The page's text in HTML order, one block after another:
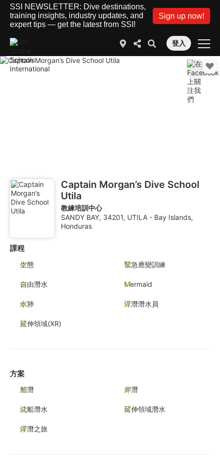
SSI NEWSLETTER: Dive destinations,
training insights, industry updates, and
expert tips — get the latest from SSI!
Sign up now!
登入
Captain Morgan’s Dive School
Utila
教練培訓中心
SANDY BAY, 34201, UTILA - Bay Islands,
Honduras
課程
生態 緊急應變訓練
自由潛水 Mermaid
水肺 浮潛潛水員
延伸領域(XR)
方案
船潛 岸潛
沈船潛水 延伸領域潛水
浮潛之旅